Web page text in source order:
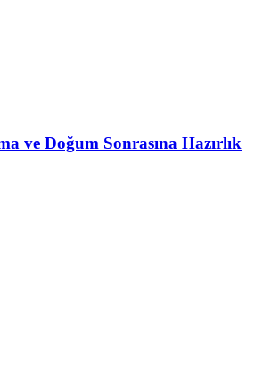
ve Doğum Sonrasına Hazırlık